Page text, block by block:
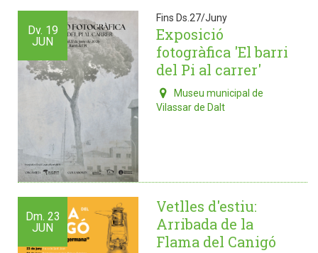
Dv. 19
JUN
Fins Ds.27/Juny
Exposició
fotogràfica 'El barri
del Pi al carrer'
Museu municipal de
Vilassar de Dalt
Dm. 23
JUN
Vetlles d'estiu:
Arribada de la
Flama del Canigó